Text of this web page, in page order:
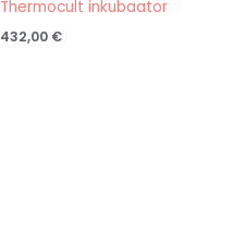
Thermocult inkubaator
432,00 €